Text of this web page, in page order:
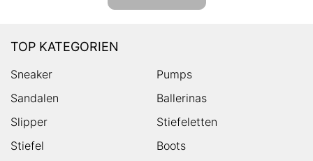
TOP KATEGORIEN
Sneaker
Pumps
Sandalen
Ballerinas
Slipper
Stiefeletten
Stiefel
Boots